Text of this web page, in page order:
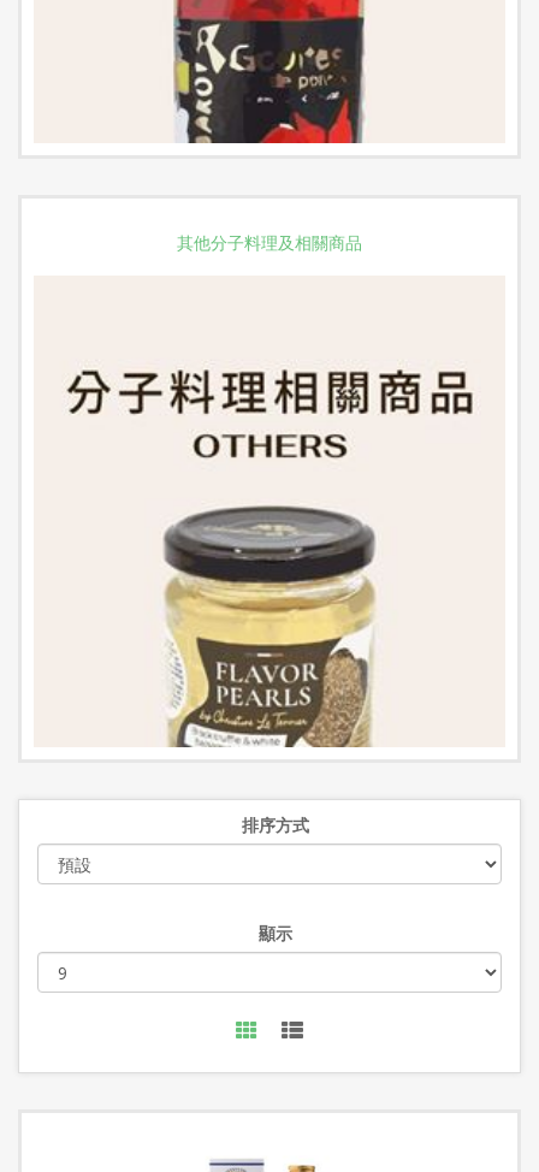
其他分子料理及相關商品
排序方式
顯示